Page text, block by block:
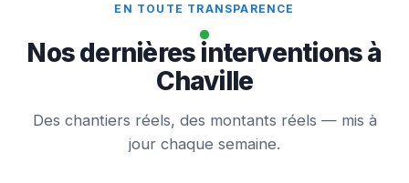
EN TOUTE TRANSPARENCE
Nos dernières interventions à
Chaville
Des chantiers réels, des montants réels — mis à
jour chaque semaine.